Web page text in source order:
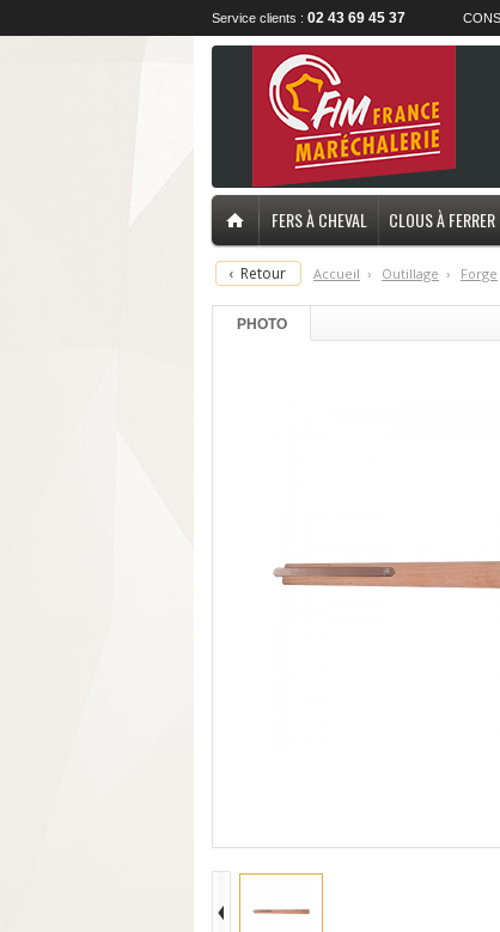
Service clients : 02 43 69 45 37
FERS À CHEVAL CLOUS À FERRER
‹ Retour Accueil › Outillage › Forge
PHOTO